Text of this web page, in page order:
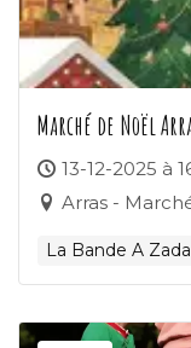
Marché de Noël
13-12-2025 à
Arras -
La Bande A